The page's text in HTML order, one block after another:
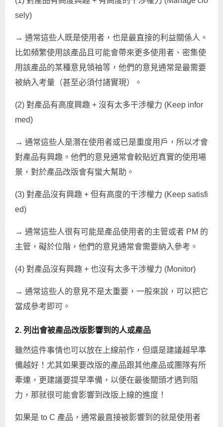
sely)
→ 通常這些人既是使用者，也是最直接的利益關係人。
比如頻繁使用該產品且可能會帶來更多使用者、密集使
用該產品的某種意見領袖等，他們的意見通常是最需要
被納入考量（甚至必須付諸實現）。
(2) 對產品有高度興趣 + 沒有太多干涉權力 (Keep infor
med)
→ 通常這些人是潛在使用者或已是重度用戶，所以才會
對產品有興趣。他們的意見通常會較貼近真實的使用場
景，對於產品改版會有蠻大幫助。
(3) 對產品沒有興趣 + 但有高度的干涉權力 (Keep satisfi
ed)
→ 通常這些人很有可能是產品使用者的主管或者 PM 的
主管，礙於位階，他們的意見通常會需要納入參考。
(4) 對產品沒有興趣 + 也沒有太多干涉權力 (Monitor)
→ 通常這些人的意見不是太重要，一般來說，可以把它
當成參考即可。
2. 列出會被產品改版影響到的人或產品
雖然這件事情也可以放在上線前作，但還是建議越早準
備越好！尤其如果要改版的產品跟其他產品或團隊有所
牽連，更建議要提早準備，以便在最後關頭才遇到阻
力，那就很可能會影響到改版上線的進度！
如果是 to C 產品，通常最直接被影響到的就是使用者